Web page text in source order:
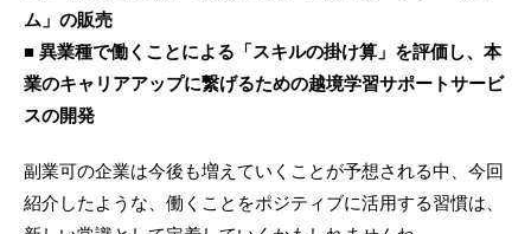
ム」の販売
■ 異業種で働くことによる「スキルの掛け算」を評価し、本
業のキャリアアップに繋げるための越境学習サポートサービ
スの開発
副業可の企業は今後も増えていくことが予想される中、今回
紹介したような、働くことをポジティブに活用する習慣は、